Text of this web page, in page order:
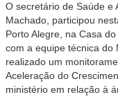
O secretário de Saúde e
Machado, participou
Porto Alegre, na Casa
com a equipe técnica do
realizado um
Aceleração do
ministério em relação à